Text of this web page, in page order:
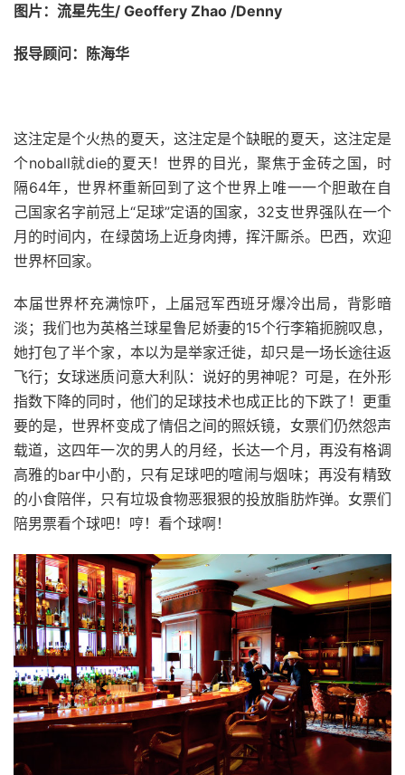
图片：流星先生/ Geoffery Zhao /Denny
报导顾问：陈海华
这注定是个火热的夏天，这注定是个缺眠的夏天，这注定是
个noball就die的夏天！世界的目光，聚焦于金砖之国，时
隔64年，世界杯重新回到了这个世界上唯一一个胆敢在自
己国家名字前冠上“足球”定语的国家，32支世界强队在一个
月的时间内，在绿茵场上近身肉搏，挥汗厮杀。巴西，欢迎
世界杯回家。
本届世界杯充满惊吓，上届冠军西班牙爆冷出局，背影暗
淡；我们也为英格兰球星鲁尼娇妻的15个行李箱扼腕叹息，
她打包了半个家，本以为是举家迁徙，却只是一场长途往返
飞行；女球迷质问意大利队：说好的男神呢？可是，在外形
指数下降的同时，他们的足球技术也成正比的下跌了！更重
要的是，世界杯变成了情侣之间的照妖镜，女票们仍然怨声
载道，这四年一次的男人的月经，长达一个月，再没有格调
高雅的bar中小酌，只有足球吧的喧闹与烟味；再没有精致
的小食陪伴，只有垃圾食物恶狠狠的投放脂肪炸弹。女票们
陪男票看个球吧！哼！看个球啊！